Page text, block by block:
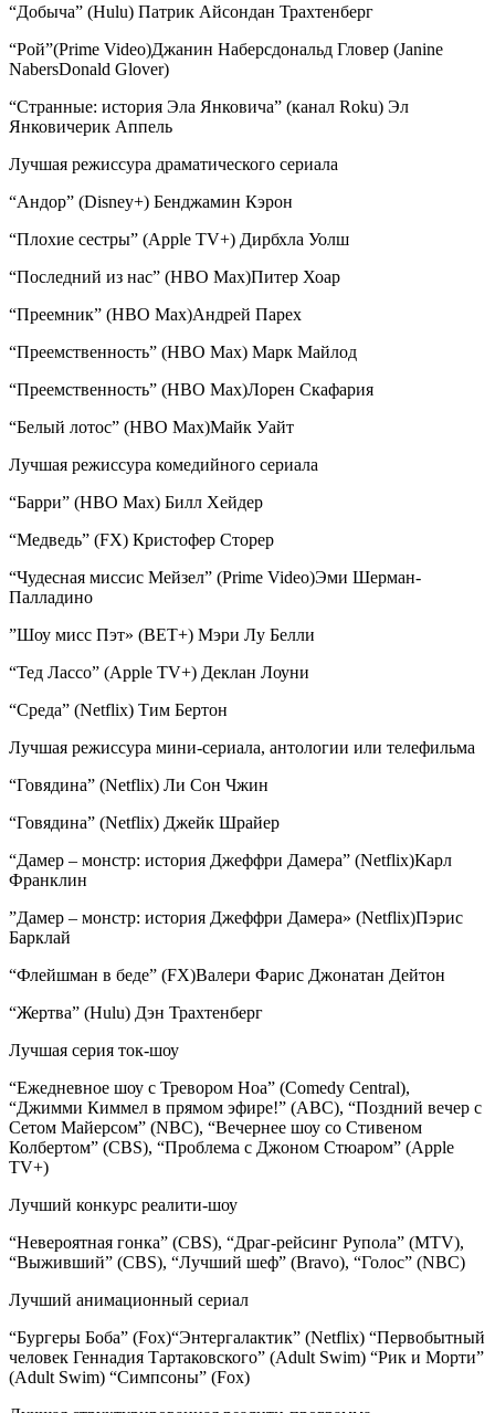
“Добыча” (Hulu) Патрик Айсондан Трахтенберг
“Рой”(Prime Video)Джанин Наберсдональд Гловер (Janine
NabersDonald Glover)
“Странные: история Эла Янковича” (канал Roku) Эл
Янковичерик Аппель
Лучшая режиссура драматического сериала
“Андор” (Disney+) Бенджамин Кэрон
“Плохие сестры” (Apple TV+) Дирбхла Уолш
“Последний из нас” (HBO Max)Питер Хоар
“Преемник” (HBO Max)Андрей Парех
“Преемственность” (HBO Max) Марк Майлод
“Преемственность” (HBO Max)Лорен Скафария
“Белый лотос” (HBO Max)Майк Уайт
Лучшая режиссура комедийного сериала
“Барри” (HBO Max) Билл Хейдер
“Медведь” (FX) Кристофер Сторер
“Чудесная миссис Мейзел” (Prime Video)Эми Шерман-
Палладино
”Шоу мисс Пэт» (BET+) Мэри Лу Белли
“Тед Лассо” (Apple TV+) Деклан Лоуни
“Среда” (Netflix) Тим Бертон
Лучшая режиссура мини-сериала, антологии или телефильма
“Говядина” (Netflix) Ли Сон Чжин
“Говядина” (Netflix) Джейк Шрайер
“Дамер – монстр: история Джеффри Дамера” (Netflix)Карл
Франклин
”Дамер – монстр: история Джеффри Дамера» (Netflix)Пэрис
Барклай
“Флейшман в беде” (FX)Валери Фарис Джонатан Дейтон
“Жертва” (Hulu) Дэн Трахтенберг
Лучшая серия ток-шоу
“Ежедневное шоу с Тревором Ноа” (Comedy Central),
“Джимми Киммел в прямом эфире!” (ABC), “Поздний вечер с
Сетом Майерсом” (NBC), “Вечернее шоу со Стивеном
Колбертом” (CBS), “Проблема с Джоном Стюаром” (Apple
TV+)
Лучший конкурс реалити-шоу
“Невероятная гонка” (CBS), “Драг-рейсинг Рупола” (MTV),
“Выживший” (CBS), “Лучший шеф” (Bravo), “Голос” (NBC)
Лучший анимационный сериал
“Бургеры Боба” (Fox)“Энтергалактик” (Netflix) “Первобытный
человек Геннадия Тартаковского” (Adult Swim) “Рик и Морти”
(Adult Swim) “Симпсоны” (Fox)